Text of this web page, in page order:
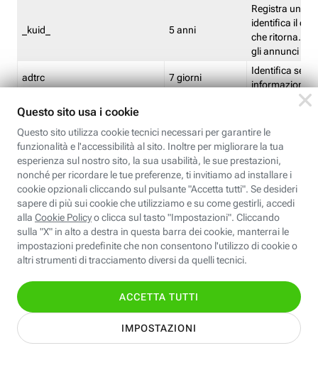
_kuid_ 5 anni
Registra un ID
identifica il
che ritorna.
gli annunci
adtrc 7 giorni
Identifica se
informazioni
CFFC<TagID>
Limite di
CM 1 giorno
Identifica se
ricontrollare
corrispondenti
(impostata da
CM14 14 giorni
Identifica se
ricontrollare
corrispondenti
(impostata da
pagine
EBFC<BannerID> 7 giorni
Identifica la
banner
Identifica la